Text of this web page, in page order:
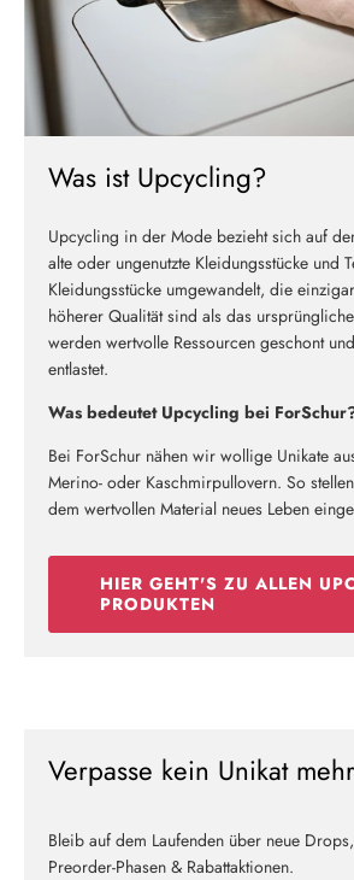
Was ist Upcycling?
Upcycling in der Mode bezieht sich auf
alte oder ungenutzte Kleidungsstücke und
Kleidungsstücke umgewandelt, die
höherer Qualität sind als das
werden wertvolle Ressourcen geschont
entlastet.
Was bedeutet Upcycling bei
Bei ForSchur nähen wir wollige Unikate
Merino- oder Kaschmirpullovern. So
dem wertvollen Material neues Leben
HIER GEHT'S ZU ALLEN
PRODUKTEN
Verpasse kein Unikat mehr
Bleib auf dem Laufenden über neue Drops,
Preorder-Phasen & Rabattaktionen.